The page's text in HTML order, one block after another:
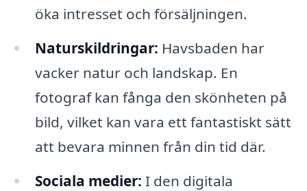
öka intresset och försäljningen.
Naturskildringar: Havsbaden har
vacker natur och landskap. En
fotograf kan fånga den skönheten på
bild, vilket kan vara ett fantastiskt sätt
att bevara minnen från din tid där.
Sociala medier: I den digitala